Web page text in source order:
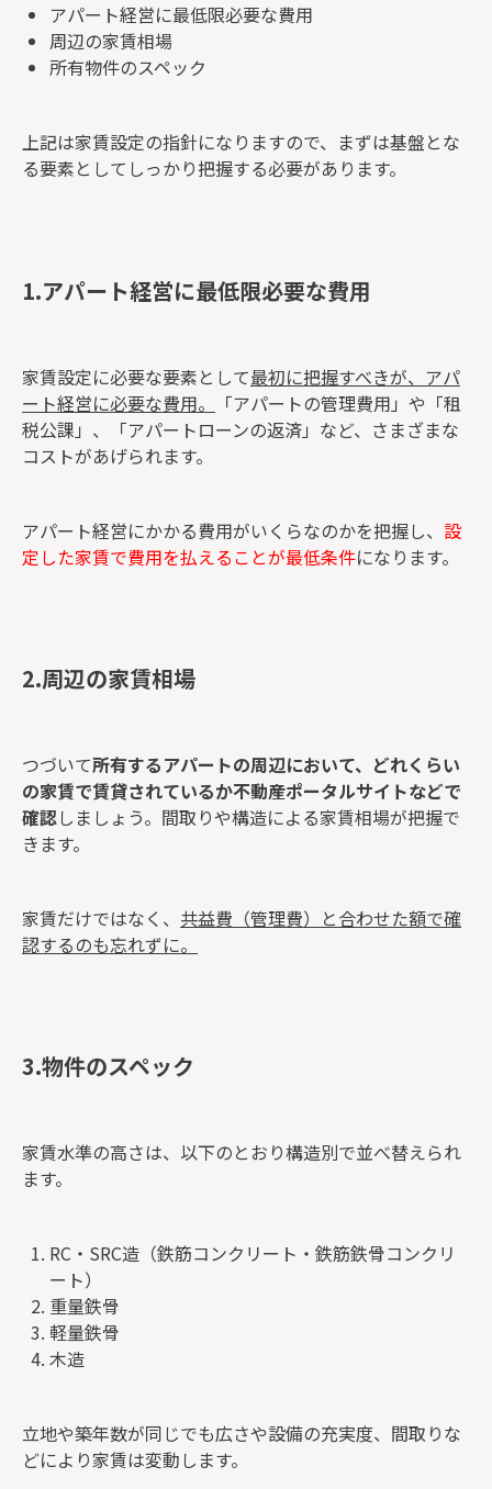
アパート経営に最低限必要な費用
周辺の家賃相場
所有物件のスペック
上記は家賃設定の指針になりますので、まずは基盤とな
る要素としてしっかり把握する必要があります。
1.アパート経営に最低限必要な費用
家賃設定に必要な要素として最初に把握すべきが、アパ
ート経営に必要な費用。
「アパートの管理費用」や「租
税公課」、「アパートローンの返済」など、さまざまな
コストがあげられます。
アパート経営にかかる費用がいくらなのかを把握し、 設
定した家賃で費用を払えることが最低条件になります。
2.周辺の家賃相場
つづいて所有するアパートの周辺において、どれくらい
の家賃で賃貸されているか不動産ポータルサイトなどで
確認しましょう。間取りや構造による家賃相場が把握で
きます。
家賃だけではなく、 共益費（管理費）と合わせた額で確
認するのも忘れずに。
3.物件のスペック
家賃水準の高さは、以下のとおり構造別で並べ替えられ
ます。
RC・SRC造（鉄筋コンクリート・鉄筋鉄骨コンクリ
ート）
重量鉄骨
軽量鉄骨
木造
立地や築年数が同じでも広さや設備の充実度、間取りな
どにより家賃は変動します。